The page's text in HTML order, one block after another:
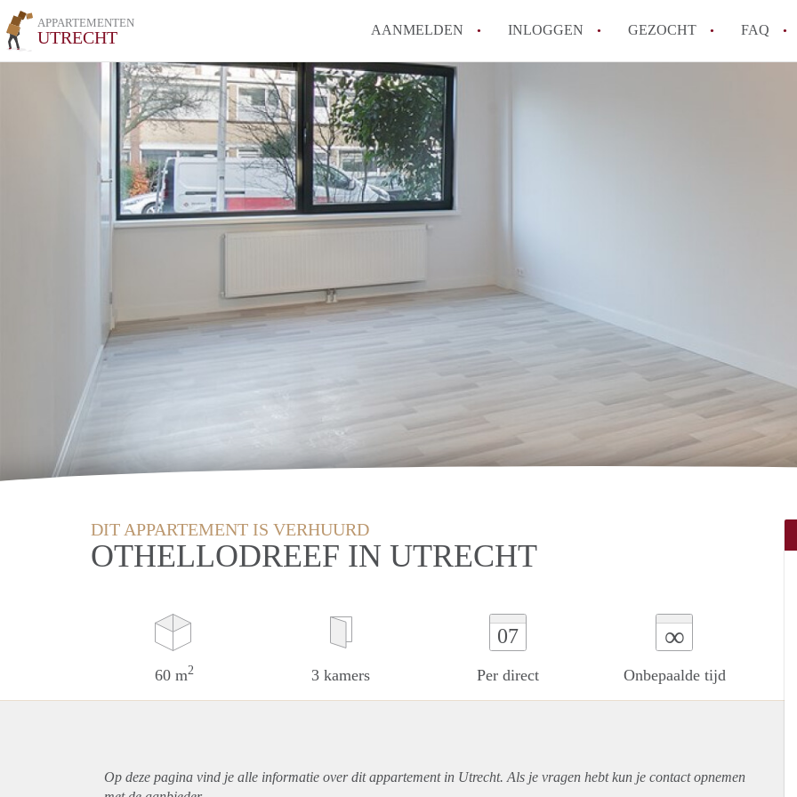
APPARTEMENTEN
UTRECHT AANMELDEN INLOGGEN GEZOCHT FAQ
DIT APPARTEMENT IS VERHUURD
OTHELLODREEF IN UTRECHT
60 m2 3 kamers
07
Per direct
∞
Onbepaalde tijd
Op deze pagina vind je alle informatie over ditappartementin Utrecht. Als je vragen hebt kun je contact opnemen